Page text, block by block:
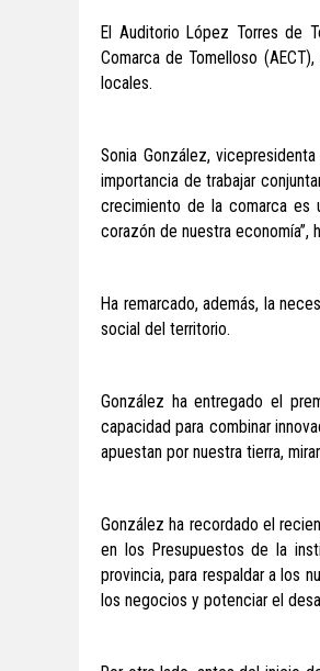
El Auditorio López Torres de
Comarca de Tomelloso
locales.
Sonia González,
importancia de trabajar
crecimiento de la comarca es
corazón de nuestra economía”,
Ha remarcado, además, la
social del territorio.
González ha entregado el
capacidad para combinar
apuestan por nuestra tierra,
González ha recordado el
en los Presupuestos de la
provincia, para respaldar a los
los negocios y potenciar el